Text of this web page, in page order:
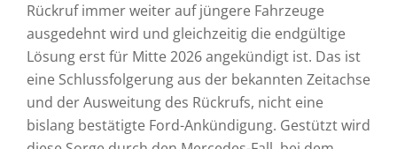
Rückruf immer weiter auf jüngere Fahrzeuge
ausgedehnt wird und gleichzeitig die endgültige
Lösung erst für Mitte 2026 angekündigt ist. Das ist
eine Schlussfolgerung aus der bekannten Zeitachse
und der Ausweitung des Rückrufs, nicht eine
bislang bestätigte Ford-Ankündigung. Gestützt wird